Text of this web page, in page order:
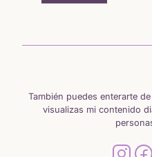
También puedes enterarte
visualizas mi contenido